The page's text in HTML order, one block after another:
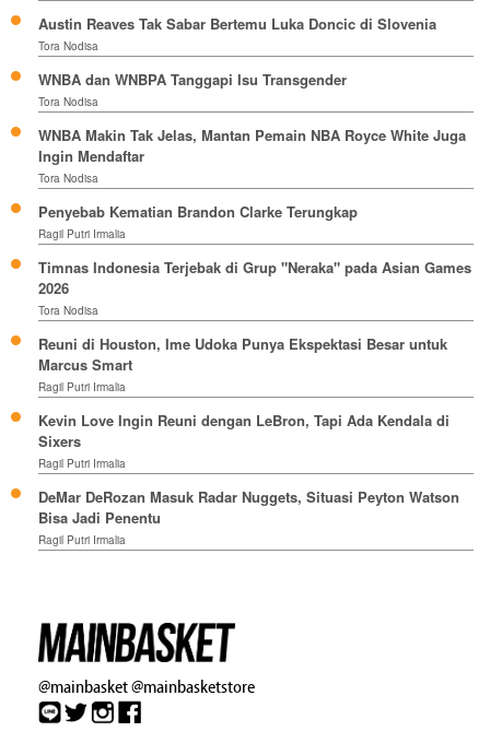
Austin Reaves Tak Sabar Bertemu Luka Doncic di Slovenia
Tora Nodisa
WNBA dan WNBPA Tanggapi Isu Transgender
Tora Nodisa
WNBA Makin Tak Jelas, Mantan Pemain NBA Royce White Juga
Ingin Mendaftar
Tora Nodisa
Penyebab Kematian Brandon Clarke Terungkap
Ragil Putri Irmalia
Timnas Indonesia Terjebak di Grup "Neraka" pada Asian Games
2026
Tora Nodisa
Reuni di Houston, Ime Udoka Punya Ekspektasi Besar untuk
Marcus Smart
Ragil Putri Irmalia
Kevin Love Ingin Reuni dengan LeBron, Tapi Ada Kendala di
Sixers
Ragil Putri Irmalia
DeMar DeRozan Masuk Radar Nuggets, Situasi Peyton Watson
Bisa Jadi Penentu
Ragil Putri Irmalia
@mainbasket@mainbasketstore